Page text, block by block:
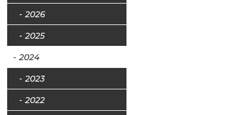
2026
2025
2024
2023
2022